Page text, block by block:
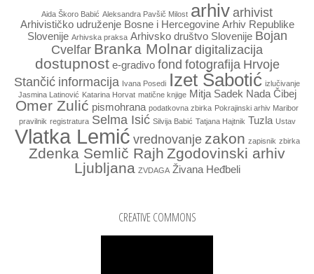
Aida Škoro Babić Aleksandra Pavšič Milost arhivarhivist
Arhivističko udruženje Bosne i Hercegovine Arhiv Republike
Slovenije Arhivska praksa Arhivsko društvo Slovenije Bojan
Cvelfar Branka Molnardigitalizacija
dostupnost e-gradivo fond fotografija Hrvoje
Stančić informacija Ivana Posedi Izet Šabotić izlučivanje
Jasmina Latinović Katarina Horvat matične knjige Mitja Sadek Nada Čibej
Omer Zulić pismohrana podatkovna zbirka Pokrajinski arhiv Maribor
pravilnik registratura Selma Isić Silvija Babić Tatjana Hajtnik Tuzla Ustav
Vlatka Lemić vrednovanje zakon zapisnik zbirka
Zdenka Semlič Rajh Zgodovinski arhiv
Ljubljana ZVDAGA Živana Heđbeli
CREATIVE COMMONS